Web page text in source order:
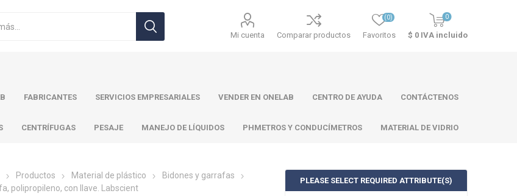
Mi cuenta Comparar productos Favoritos
(0) 0
$ 0 IVA incluido
FABRICANTES SERVICIOS EMPRESARIALES VENDER EN ONELAB CENTRO DE AYUDA CONTÁCTENOS
CENTRÍFUGAS PESAJE MANEJO DE LÍQUIDOS PHMETROS Y CONDUCÍMETROS MATERIAL DE VIDRIO
Productos Material de plástico
Bidones y garrafas
polipropileno, con llave. Labscient
PLEASE SELECT REQUIRED ATTRIBUTE(S)